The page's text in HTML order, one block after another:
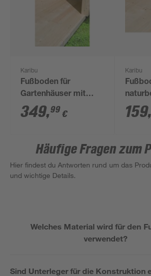
Karibu
Fußboden für
Gartenhäuser mit
Sockelmaß 370 x 310
cm
349,99 €
Karibu
183
159
Häufige Fragen zum
Hier findest du Antworten rund um das
und wichtige Details.
Welches Material wird für den
verwendet?
Sind Unterleger für die Konstruktion